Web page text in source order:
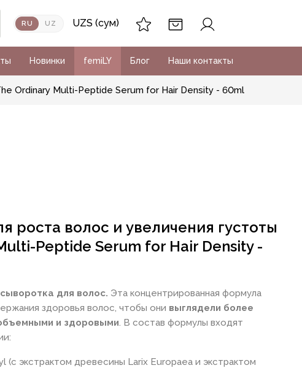
RU UZ UZS (сум)
Новинки femiLY Блог Наши контакты
Ordinary Multi-Peptide Serum for Hair Density - 60ml
роста волос и увеличения густоты
Peptide Serum for Hair Density -
для волос. Эта концентрированная формула
здоровья волос, чтобы они выглядели более
и здоровыми. В состав формулы входят
(с экстрактом древесины Larix Europaea и экстрактом